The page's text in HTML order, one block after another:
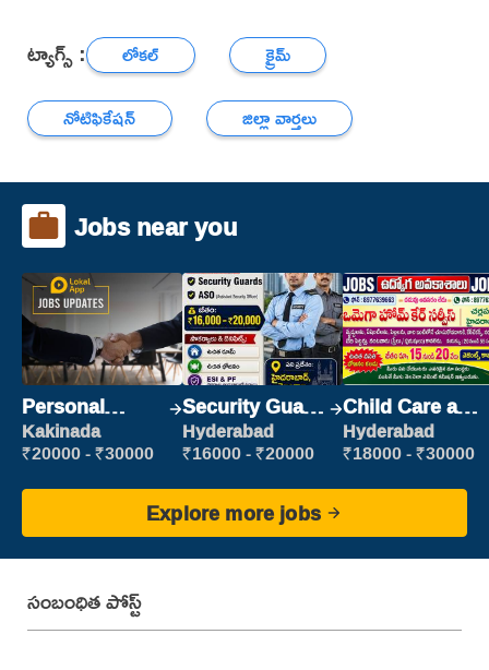
ట్యాగ్స్ : లోకల్
క్రైమ్
నోటిఫికేషన్
జిల్లా వార్తలు
Jobs near you
Personal
Assistant
Kakinada
₹20000 - ₹30000
Security Guard
(Security)
Hyderabad
₹16000 - ₹20000
Child Care and
Patient care
Hyderabad
₹18000 - ₹30000
Explore more jobs
సంబంధిత పోస్ట్